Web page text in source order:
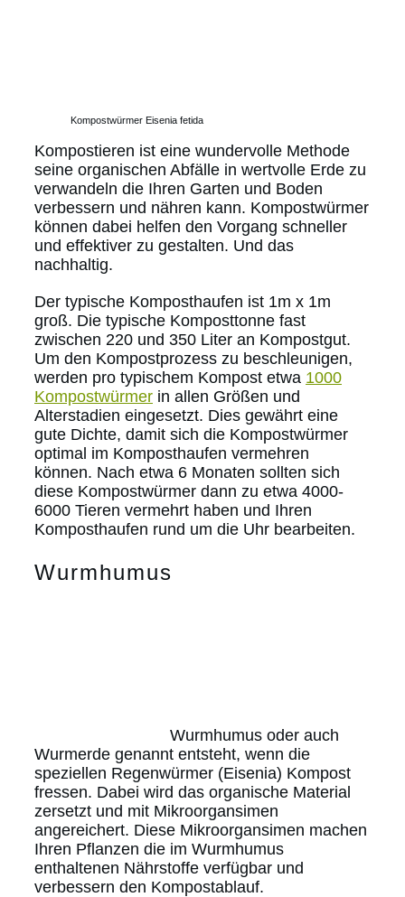
Kompostwürmer Eisenia fetida
Kompostieren ist eine wundervolle Methode
seine organischen Abfälle in wertvolle Erde zu
verwandeln die Ihren Garten und Boden
verbessern und nähren kann. Kompostwürmer
können dabei helfen den Vorgang schneller
und effektiver zu gestalten. Und das
nachhaltig.
Der typische Komposthaufen ist 1m x 1m
groß. Die typische Komposttonne fast
zwischen 220 und 350 Liter an Kompostgut.
Um den Kompostprozess zu beschleunigen,
werden pro typischem Kompost etwa 1000
Kompostwürmer in allen Größen und
Alterstadien eingesetzt. Dies gewährt eine
gute Dichte, damit sich die Kompostwürmer
optimal im Komposthaufen vermehren
können. Nach etwa 6 Monaten sollten sich
diese Kompostwürmer dann zu etwa 4000-
6000 Tieren vermehrt haben und Ihren
Komposthaufen rund um die Uhr bearbeiten.
Wurmhumus
Wurmhumus oder auch
Wurmerde genannt entsteht, wenn die
speziellen Regenwürmer (Eisenia) Kompost
fressen. Dabei wird das organische Material
zersetzt und mit Mikroorgansimen
angereichert. Diese Mikroorgansimen machen
Ihren Pflanzen die im Wurmhumus
enthaltenen Nährstoffe verfügbar und
verbessern den Kompostablauf.